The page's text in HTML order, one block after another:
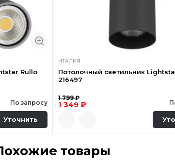
Rullo
По запросу
Уточнить
ИТАЛИЯ
Потолочный светильник
216497
1 799 ₽
1 349 ₽
товары